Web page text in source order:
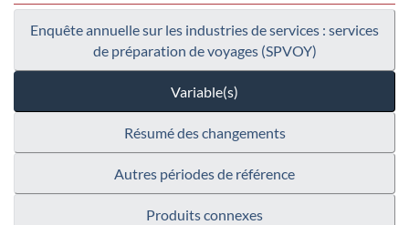
Enquête annuelle sur les industries de services : services
de préparation de voyages (SPVOY)
Variable(s)
Résumé des changements
Autres périodes de référence
Produits connexes